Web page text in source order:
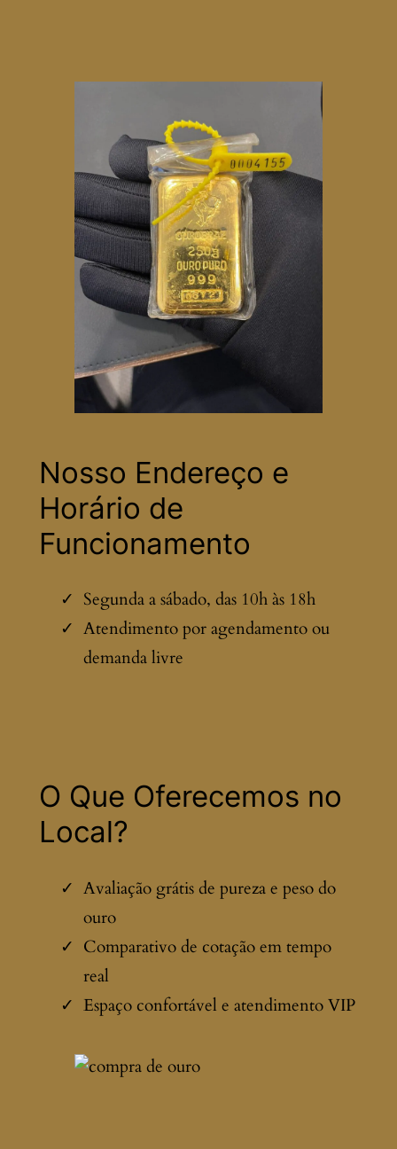
Nosso Endereço e
Horário de
Funcionamento
Segunda a sábado, das 10h às 18h
Atendimento por agendamento ou
demanda livre
O Que Oferecemos no
Local?
Avaliação grátis de pureza e peso do
ouro
Comparativo de cotação em tempo
real
Espaço confortável e atendimento VIP